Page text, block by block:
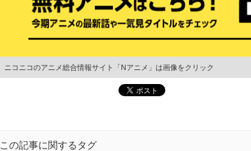
ニコニコのアニメ総合情報サイト「Nアニメ」は画像をクリック
この記事に関するタグ